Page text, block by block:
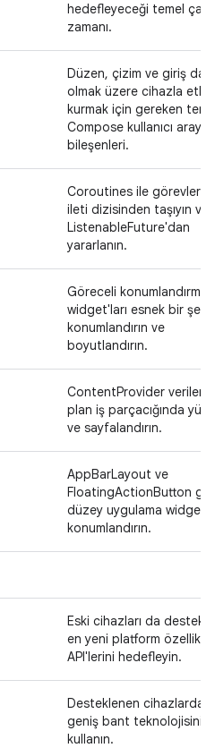
hedefleyeceği temel
zamanı.
Düzen, çizim ve giriş
olmak üzere cihazla
kurmak için gereken
Compose kullanıcı
bileşenleri.
Coroutines ile görevleri
ileti dizisinden taşıyın ve
ListenableFuture'dan
yararlanın.
Göreceli konumlandırma
widget'ları esnek bir
konumlandırın ve
boyutlandırın.
ContentProvider
plan iş parçacığında
ve sayfalandırın.
AppBarLayout ve
FloatingActionButton
düzey uygulama
konumlandırın.
Eski cihazları da
en yeni platform
API'lerini hedefleyin.
Desteklenen cihazlarda
geniş bant teknolojisini
kullanın.